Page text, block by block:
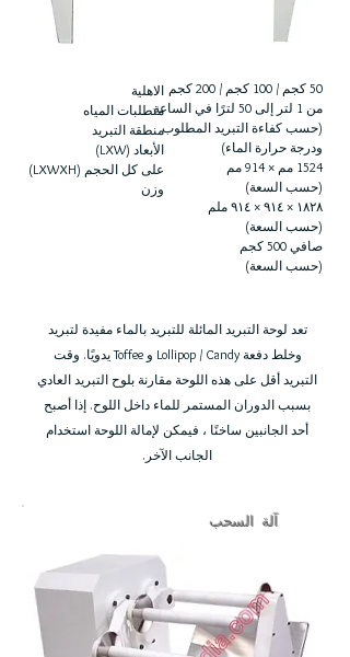
الاهلية
متطلبات المياه
منطقة التبريد
الأبعاد (LXW)
على كل الحجم (LXWXH)
وزن
50 كجم / 100 كجم / 200 كجم
من 1 لتر إلى 50 لترًا في الساعة
(حسب كفاءة التبريد المطلوب
ودرجة حرارة الماء)
1524 مم × 914 مم
(حسب السعة)
١٨٢٨ × ٩١٤ × ٩١٤ ملم
(حسب السعة)
صافي 500 كجم
(حسب السعة)
تعد لوحة التبريد المائلة للتبريد بالماء مفيدة لتبريد
وخلط دفعة Lollipop / Candy و Toffee يدويًا. وقت
التبريد أقل على هذه اللوحة مقارنة بلوح التبريد العادي
بسبب الدوران المستمر للماء داخل اللوح. إذا أصبح
أحد الجانبين ساخنًا ، فيمكن لإمالة اللوحة استخدام
الجانب الآخر.
آلة السحب